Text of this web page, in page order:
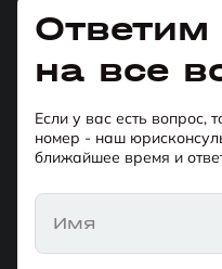
Ответим
на все
Если у вас есть вопрос,
номер - наш
ближайшее время и
Имя